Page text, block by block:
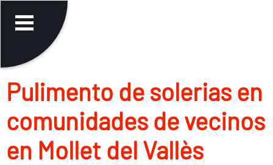
Pulimento de solerias en
comunidades de vecinos
en Mollet del Vallès